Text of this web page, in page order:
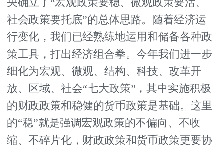
央确立了“宏观政策要稳、微观政策要活、
社会政策要托底”的总体思路。随着经济运
行变化，我们已经熟练地运用和储备各种政
策工具，打出经济组合拳。今年我们进一步
细化为宏观、微观、结构、科技、改革开
放、区域、社会“七大政策”，其中实施积极
的财政政策和稳健的货币政策是基础。这里
的“稳”就是强调宏观政策的不偏向、不收
缩、不碎片化，财政政策和货币政策更要协